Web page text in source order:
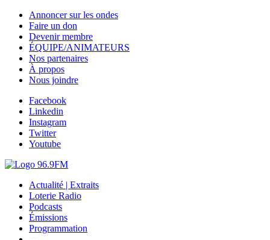
Annoncer sur les ondes
Faire un don
Devenir membre
ÉQUIPE/ANIMATEURS
Nos partenaires
À propos
Nous joindre
Facebook
Linkedin
Instagram
Twitter
Youtube
Actualité | Extraits
Loterie Radio
Podcasts
Émissions
Programmation